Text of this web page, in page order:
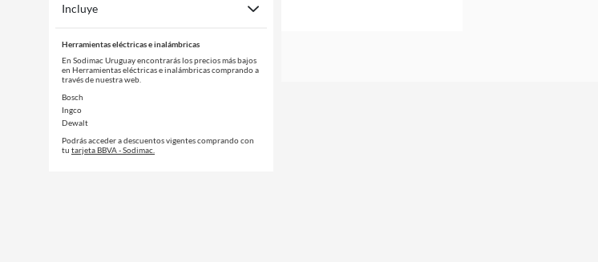
Incluye
Herramientas eléctricas e inalámbricas
En Sodimac Uruguay encontrarás los precios más bajos
en Herramientas eléctricas e inalámbricas comprando a
través de nuestra web.
Bosch
Ingco
Dewalt
Podrás acceder a descuentos vigentes comprando con
tu tarjeta BBVA - Sodimac.